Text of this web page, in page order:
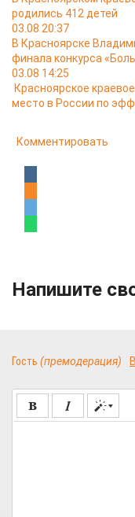
родились 412 детей
03.08 20:37
В Красноярске
финала конкурса
03.08 14:25
Красноярское
место в России по
Комментировать
Напишите
Гость (премодерация)